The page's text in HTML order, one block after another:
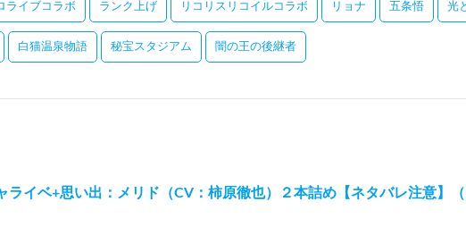
ライブコラボ ランク上げ リコリスリコイルコラボ リョナ 五条悟 光
白猫温泉物語 秘宝スタジアム 闇の王の後継者
ライベ+思い出：メリド（CV：柿原徹也）２本詰め【ネタバレ注意】